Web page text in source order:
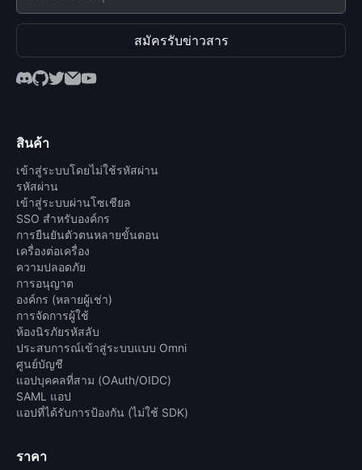
สมัครรับข่าวสาร
สินค้า
เข้าสู่ระบบโดยไม่ใช้รหัสผ่าน
รหัสผ่าน
เข้าสู่ระบบผ่านโซเชียล
SSO สำหรับองค์กร
การยืนยันตัวตนหลายขั้นตอน
เครื่องต่อเครื่อง
ความปลอดภัย
การอนุญาต
องค์กร (หลายผู้เช่า)
การจัดการผู้ใช้
ห้องนิรภัยรหัสลับ
ประสบการณ์เข้าสู่ระบบแบบ Omni
ศูนย์บัญชี
แอปบุคคลที่สาม (OAuth/OIDC)
SAML แอป
แอปที่ได้รับการป้องกัน (ไม่ใช้ SDK)
ราคา